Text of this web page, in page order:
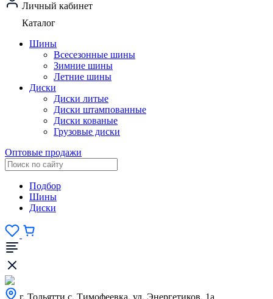
Личный кабинет
Каталог
Шины
Всесезонные шины
Зимние шины
Летние шины
Диски
Диски литые
Диски штампованные
Диски кованые
Грузовые диски
Оптовые продажи
Подбор
Шины
Диски
г. Тольятти с. Тимофеевка, ул. Энергетиков, 1а